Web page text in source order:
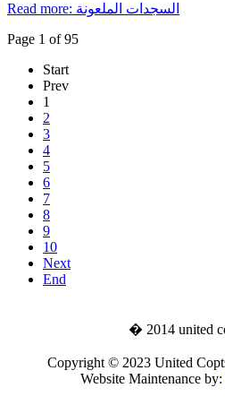
Read more: السجدات الملعونة
Page 1 of 95
Start
Prev
1
2
3
4
5
6
7
8
9
10
Next
End
� 2014 united
Copyright © 2023 United
Website Maintenance by: